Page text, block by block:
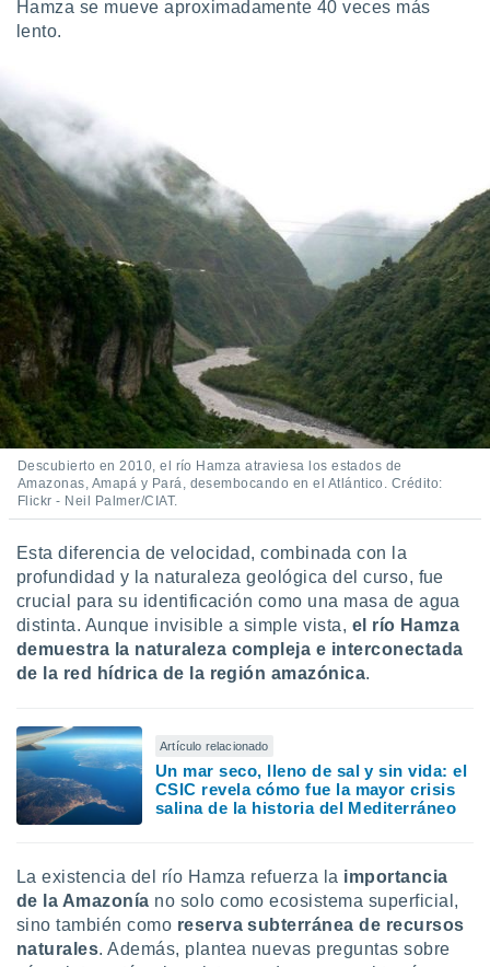
Hamza se mueve aproximadamente 40 veces más
lento.
Descubierto en 2010, el río Hamza atraviesa los estados de
Amazonas, Amapá y Pará, desembocando en el Atlántico. Crédito:
Flickr - Neil Palmer/CIAT.
Esta diferencia de velocidad, combinada con la
profundidad y la naturaleza geológica del curso, fue
crucial para su identificación como una masa de agua
distinta. Aunque invisible a simple vista, el río Hamza
demuestra la naturaleza compleja e interconectada
de la red hídrica de la región amazónica.
Artículo relacionado
Un mar seco, lleno de sal y sin vida: el
CSIC revela cómo fue la mayor crisis
salina de la historia del Mediterráneo
La existencia del río Hamza refuerza la importancia
de la Amazonía no solo como ecosistema superficial,
sino también como reserva subterránea de recursos
naturales. Además, plantea nuevas preguntas sobre